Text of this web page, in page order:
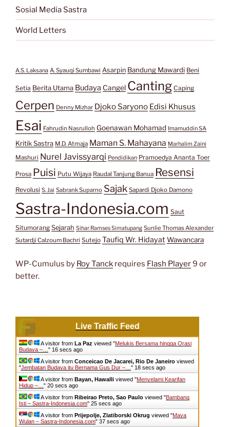
Sosial Media Sastra
World Letters
A.S. Laksana A. Syauqi Sumbawi Asarpin Bandung Mawardi Beni
Setia Berita Utama Budaya Cangel Canting Caping
Cerpen Denny Mizhar Djoko Saryono Edisi Khusus
Esai Fahrudin Nasrulloh Goenawan Mohamad Imamuddin SA
Kritik Sastra M.D. Atmaja Maman S. Mahayana Marhalim Zaini
Mashuri Nurel Javissyarqi Pendidikan Pramoedya Ananta Toer
Prosa Puisi Putu Wijaya Raudal Tanjung Banua Resensi
Revolusi S. Jai Sabrank Suparno Sajak Sapardi Djoko Damono
Sastra-Indonesia.com Saut
Situmorang Sejarah Sihar Ramses Simatupang Sunlie Thomas Alexander
Sutardji Calzoum Bachri Sutejo Taufiq Wr. Hidayat Wawancara
WP-Cumulus by Roy Tanck requires Flash Player9 or
better.
Live Traffic Feed
A visitor from La Paz viewed "Melukis Bersama hingga Orasi
Budaya –… " 17 secs ago
A visitor from Conceicao De Jacarei, Rio De Janeiro viewed
"Jembatan Budaya itu Bernama Gus Dur –… " 19 secs ago
A visitor from Bayan, Hawalli viewed "Menyelami Kearifan
Hidup –… " 21 secs ago
A visitor from Ribeirao Preto, Sao Paulo viewed "Bambang
Isti – Sastra-Indonesia.com" 26 secs ago
A visitor from Prijepolje, Zlatiborski Okrug viewed "Maya
Wulan – Sastra-Indonesia.com" 38 secs ago